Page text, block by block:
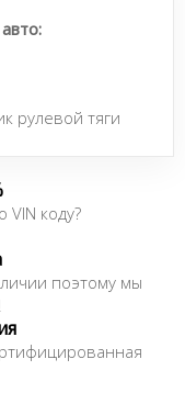
рулевой тяги
коду?
поэтому мы